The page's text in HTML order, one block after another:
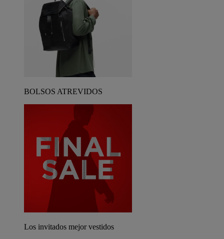
BOLSOS ATREVIDOS
Los invitados mejor vestidos